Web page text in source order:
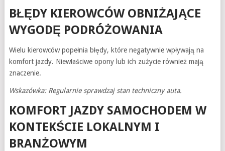
BŁĘDY KIEROWCÓW OBNIŻAJĄCE
WYGODĘ PODRÓŻOWANIA
Wielu kierowców popełnia błędy, które negatywnie wpływają na
komfort jazdy. Niewłaściwe opony lub ich zużycie również mają
znaczenie.
Wskazówka: Regularnie sprawdzaj stan techniczny auta.
KOMFORT JAZDY SAMOCHODEM W
KONTEKŚCIE LOKALNYM I
BRANŻOWYM